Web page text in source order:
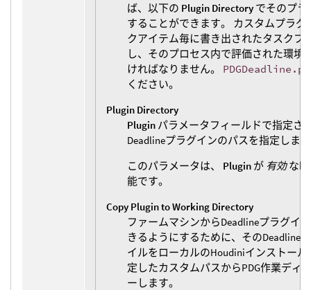
ば、以下の Plugin Directory でそのプ
することができます。 カスタムプラグ
クアイテム毎に書き出されたタスクフ
し、そのプロセス内で評価された環境
ければなりません。 PDGDeadline.py
ください。
Plugin Directory
Plugin パラメータフィールドで指定さ
Deadlineプラグインのパスを指定しま
このパラメータは、 Plugin が 有効な時
能です。
Copy Plugin to Working Directory
ファームマシンからDeadlineプラグイ
きるようにするために、そのDeadline
イルをローカルのHoudiniインストー
定したカスタムパスからPDG作業ディ
ーします。